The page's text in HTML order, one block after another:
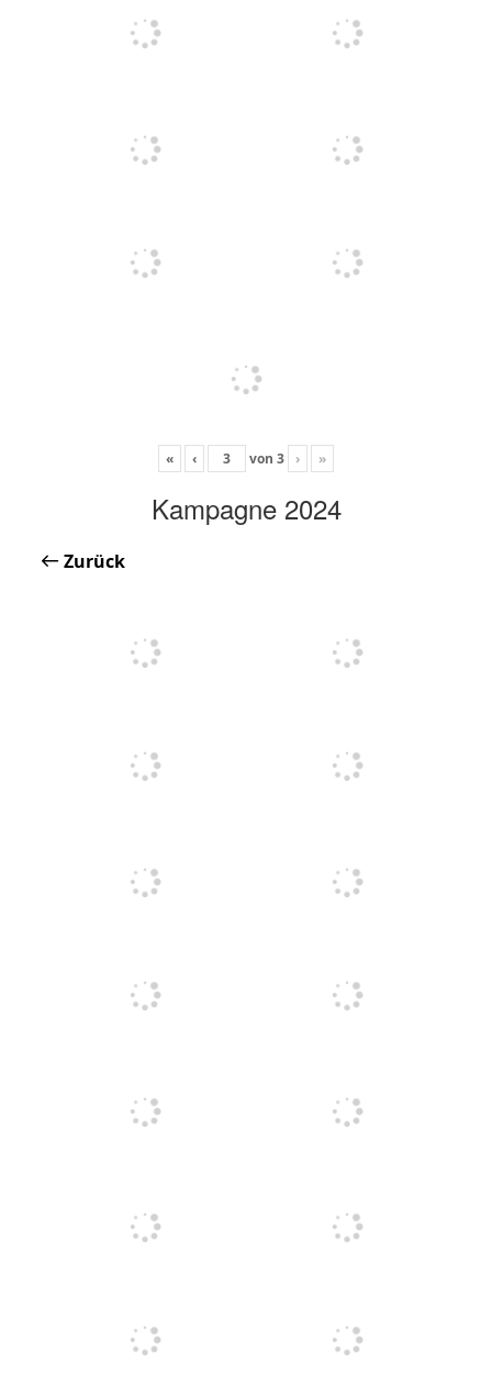
« ‹ von 3 › »
Kampagne 2024
Zurück